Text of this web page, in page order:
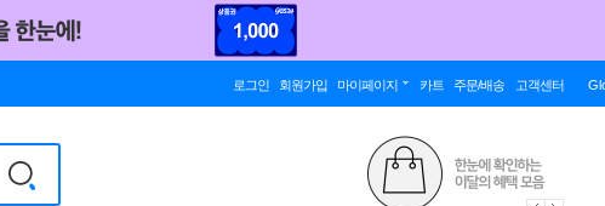
로그인 회원가입 마이페이지 카트 주문/배송 고객센터